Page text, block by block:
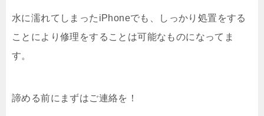
水に濡れてしまったiPhoneでも、しっかり処置をする
ことにより修理をすることは可能なものになってま
す。
諦める前にまずはご連絡を！